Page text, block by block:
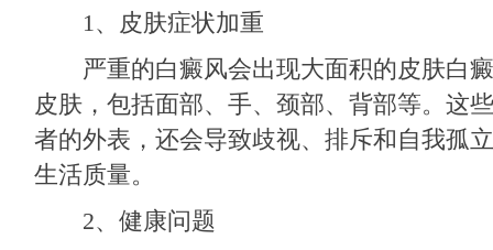
1、皮肤症状加重
严重的白癜风会出现大面积的皮肤白癜
皮肤，包括面部、手、颈部、背部等。这
者的外表，还会导致歧视、排斥和自我孤
生活质量。
2、健康问题